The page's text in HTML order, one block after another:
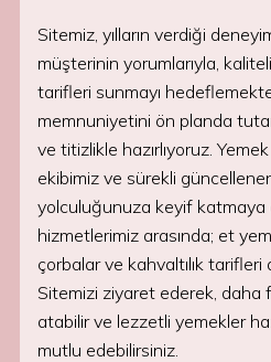
Sitemiz, yılların verdiği
müşterinin yorumlarıyla,
tarifleri sunmayı
memnuniyetini ön planda
ve titizlikle hazırlıyoruz.
ekibimiz ve sürekli
yolculuğunuza keyif katmaya
hizmetlerimiz arasında; et
çorbalar ve kahvaltılık tarifleri
Sitemizi ziyaret ederek, daha
atabilir ve lezzetli yemekler
mutlu edebilirsiniz.